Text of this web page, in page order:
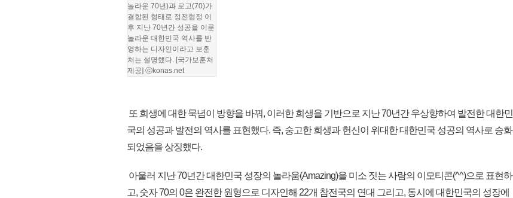
놀라운 70년)과 로고(70)가
결합된 형태로 정전협정 이
후 지난 70년간 성공을 이룬
놀라운 대한민국 역사를 반
영하는 디자인이라고 보훈
처는 설명했다. [국가보훈처
제공] ⓒkonas.net
또 희생에 대한 묵념이 방향을 바꿔, 이러한 희생을 기반으로 지난 70년간 우상향하여 발전한 대한민
국의 성공과 발전의 역사를 표현했다. 즉, 숭고한 희생과 헌신이 위대한 대한민국 성공의 역사로 승화
되었음을 상징했다.
아울러 지난 70년간 대한민국 성장의 놀라움(Amazing)을 미소 짓는 사람의 이모티콘(^^)으로 표현하
고, 숫자 70의 0은 완전한 원형으로 디자인해 22개 참전국의 연대 그리고, 동시에 대한민국의 성장에